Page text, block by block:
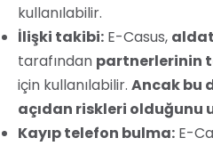
kullanılabilir.
İlişki takibi: E-Casus,
tarafından partnerlerinin
için kullanılabilir. Ancak bu
açıdan riskleri
Kayıp telefon bulma: E-